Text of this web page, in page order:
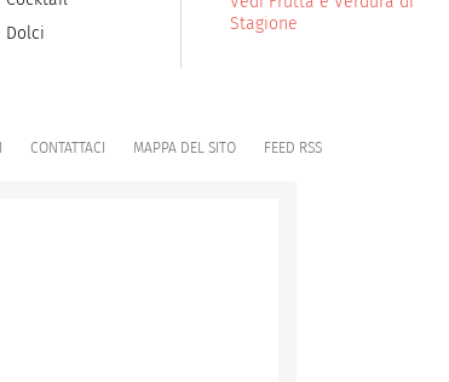
Dolci
Stagione
CONTATTACI MAPPA DEL SITO FEED RSS